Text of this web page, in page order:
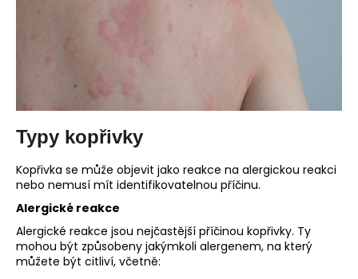
Typy kopřivky
Kopřivka se může objevit jako reakce na alergickou reakci
nebo nemusí mít identifikovatelnou příčinu.
Alergické reakce
Alergické reakce jsou nejčastější příčinou kopřivky. Ty
mohou být způsobeny jakýmkoli alergenem, na který
můžete být citliví, včetně: